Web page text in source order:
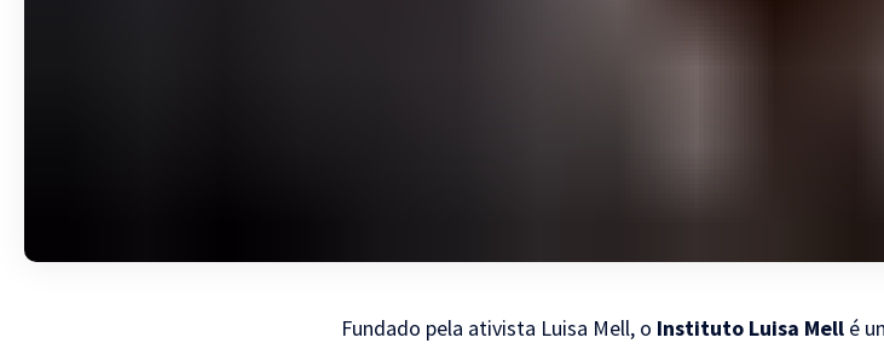
Fundado pela ativista Luisa Mell, o Instituto Luisa Mell é